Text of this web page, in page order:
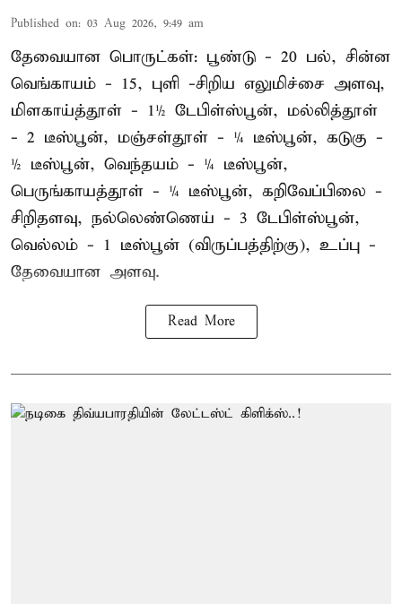
Published on: 03 Aug 2026, 9:49 am
தேவையான பொருட்கள்: பூண்டு - 20 பல், சின்ன
வெங்காயம் - 15, புளி -சிறிய எலுமிச்சை அளவு,
மிளகாய்த்தூள் - 1½ டேபிள்ஸ்பூன், மல்லித்தூள்
- 2 டீஸ்பூன், மஞ்சள்தூள் - ¼ டீஸ்பூன், கடுகு -
½ டீஸ்பூன், வெந்தயம் - ¼ டீஸ்பூன்,
பெருங்காயத்தூள் - ¼ டீஸ்பூன், கறிவேப்பிலை -
சிறிதளவு, நல்லெண்ணெய் - 3 டேபிள்ஸ்பூன்,
வெல்லம் - 1 டீஸ்பூன் (விருப்பத்திற்கு), உப்பு -
தேவையான அளவு.
Read More